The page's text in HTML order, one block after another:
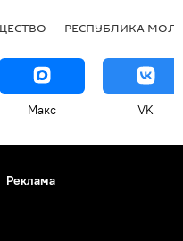
РЕСПУБЛИКА
Макс VK
Реклама